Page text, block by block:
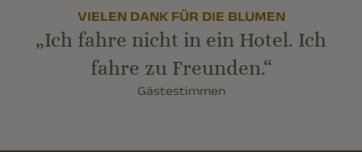
VIELEN DANK FÜR DIE BLUMEN
„Ich fahre nicht in ein Hotel. Ich
fahre zu Freunden.“
Gästestimmen